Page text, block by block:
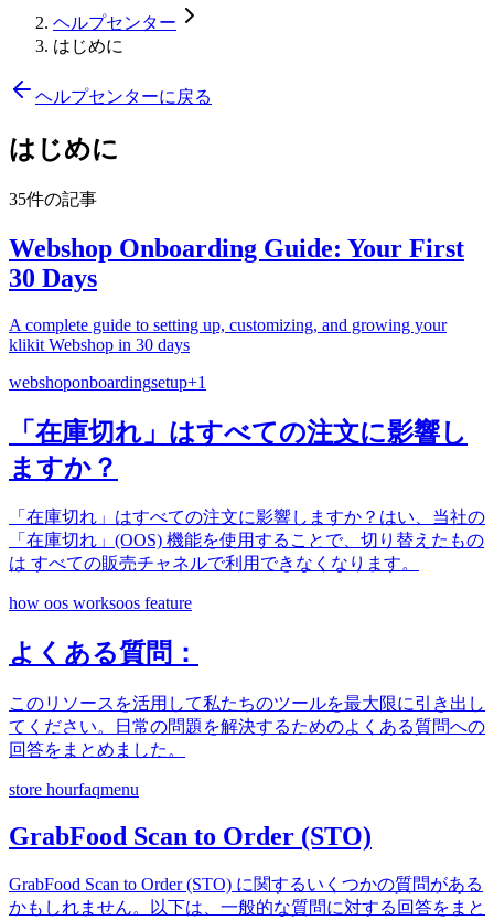
ヘルプセンター
はじめに
ヘルプセンターに戻る
はじめに
35件の記事
Webshop Onboarding Guide: Your First
30 Days
A complete guide to setting up, customizing, and growing your
klikit Webshop in 30 days
webshoponboardingsetup+1
「在庫切れ」はすべての注文に影響し
ますか？
「在庫切れ」はすべての注文に影響しますか？はい、当社の
「在庫切れ」(OOS) 機能を使用することで、切り替えたもの
は すべての販売チャネルで利用できなくなります。
how oos worksoos feature
よくある質問：
このリソースを活用して私たちのツールを最大限に引き出し
てください。日常の問題を解決するためのよくある質問への
回答をまとめました。
store hourfaqmenu
GrabFood Scan to Order (STO)
GrabFood Scan to Order (STO) に関するいくつかの質問がある
かもしれません。以下は、一般的な質問に対する回答をまと